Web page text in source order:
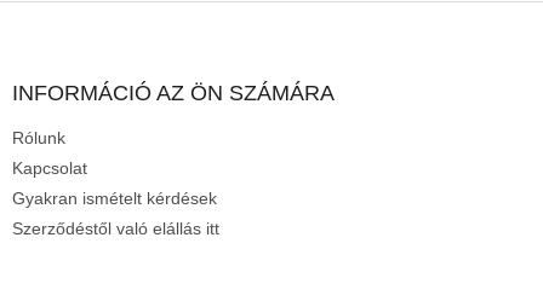
INFORMÁCIÓ AZ ÖN SZÁMÁRA
Rólunk
Kapcsolat
Gyakran ismételt kérdések
Szerződéstől való elállás itt